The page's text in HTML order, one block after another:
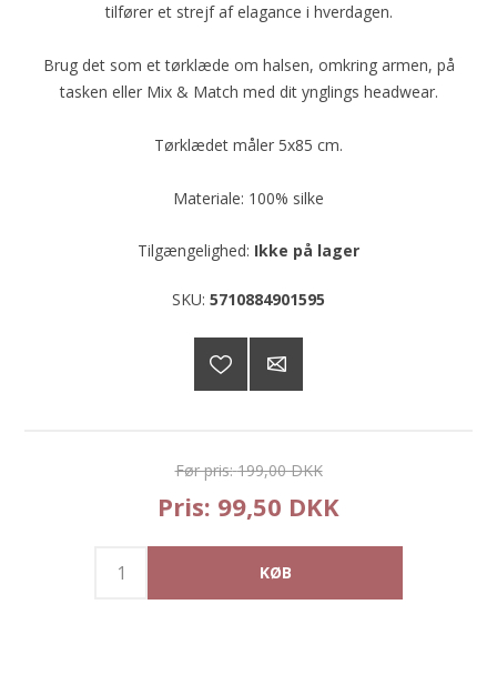
tilfører et strejf af elagance i hverdagen.
Brug det som et tørklæde om halsen, omkring armen, på
tasken eller Mix & Match med dit ynglings headwear.
Tørklædet måler 5x85 cm.
Materiale: 100% silke
Tilgængelighed: Ikke på lager
SKU: 5710884901595
Før pris: 199,00 DKK
Pris: 99,50 DKK